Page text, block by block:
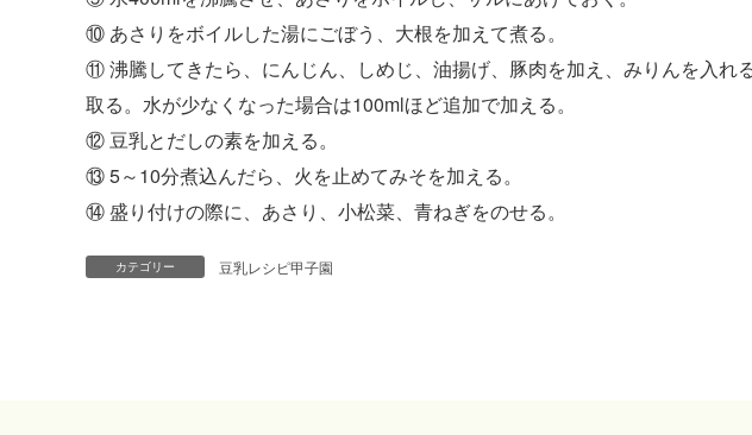
⑩ あさりをボイルした湯にごぼう、大根を加えて煮る。
⑪ 沸騰してきたら、にんじん、しめじ、油揚げ、豚肉を加え、みりんを入れ
取る。水が少なくなった場合は100mlほど追加で加える。
⑫ 豆乳とだしの素を加える。
⑬ 5～10分煮込んだら、火を止めてみそを加える。
⑭ 盛り付けの際に、あさり、小松菜、青ねぎをのせる。
カテゴリー 豆乳レシピ甲子園